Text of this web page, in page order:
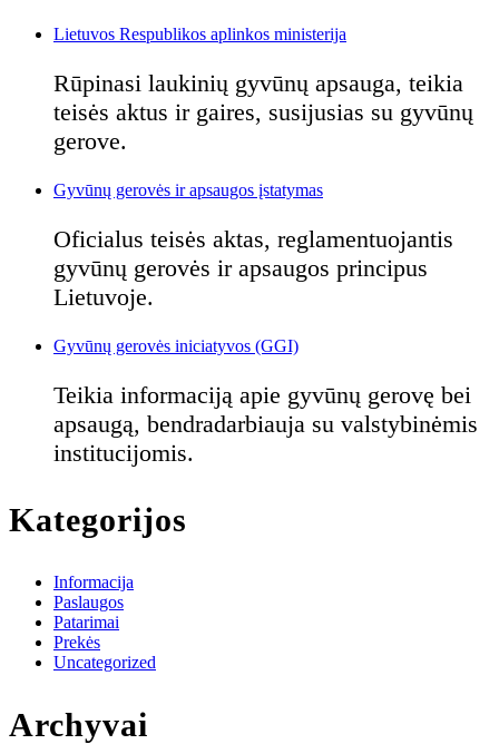
Lietuvos Respublikos aplinkos ministerija
Rūpinasi laukinių gyvūnų apsauga, teikia
teisės aktus ir gaires, susijusias su gyvūnų
gerove.
Gyvūnų gerovės ir apsaugos įstatymas
Oficialus teisės aktas, reglamentuojantis
gyvūnų gerovės ir apsaugos principus
Lietuvoje.
Gyvūnų gerovės iniciatyvos (GGI)
Teikia informaciją apie gyvūnų gerovę bei
apsaugą, bendradarbiauja su valstybinėmis
institucijomis.
Kategorijos
Informacija
Paslaugos
Patarimai
Prekės
Uncategorized
Archyvai